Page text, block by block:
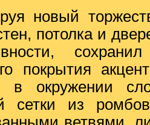
новый
потолка и
покрытия
в окружении
сетки из